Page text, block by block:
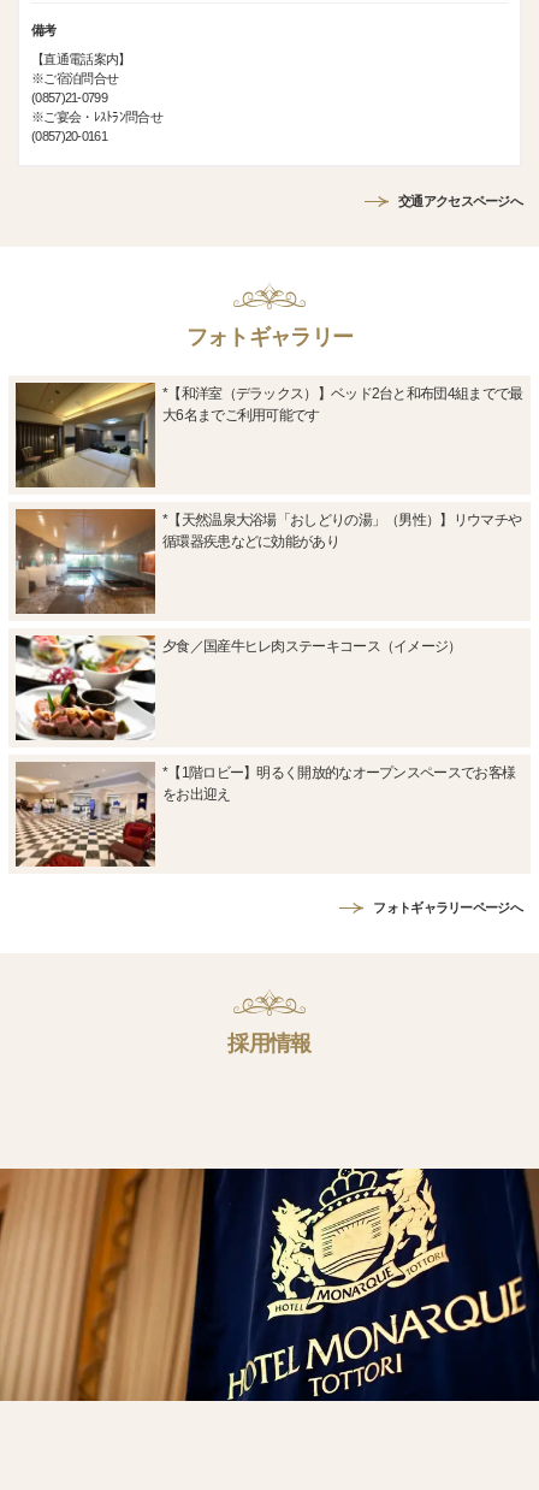
備考
【直通電話案内】
※ご宿泊問合せ
(0857)21-0799
※ご宴会・ﾚｽﾄﾗﾝ問合せ
(0857)20-0161
交通アクセスページへ
フォトギャラリー
*【和洋室（デラックス）】ベッド2台と和布団4組までで最
大6名までご利用可能です
*【天然温泉大浴場「おしどりの湯」（男性）】リウマチや
循環器疾患などに効能があり
夕食／国産牛ヒレ肉ステーキコース（イメージ）
*【1階ロビー】明るく開放的なオープンスペースでお客様
をお出迎え
フォトギャラリーページへ
採用情報